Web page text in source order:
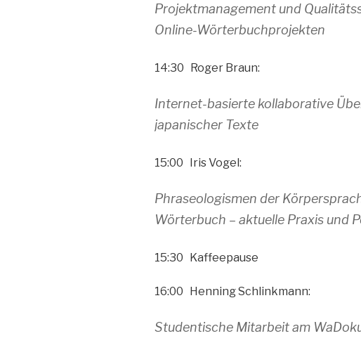
Projektmanagement und
Online-Wörterbuchprojekten
14:30 Roger Braun:
Internet-basierte kollaborative
japanischer Texte
15:00 Iris Vogel:
Phraseologismen der
Wörterbuch – aktuelle Praxis und
15:30 Kaffeepause
16:00 Henning Schlinkmann:
Studentische Mitarbeit am